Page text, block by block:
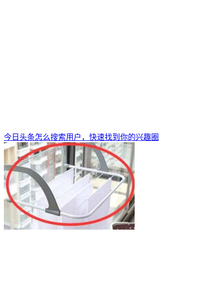
今日头条怎么搜索用户，快速找到你的兴趣圈